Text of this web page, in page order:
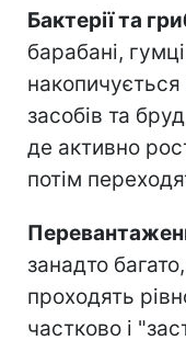
Бактерії та
барабані,
засобів та
де активно
потім
занадто
проходять
частково і